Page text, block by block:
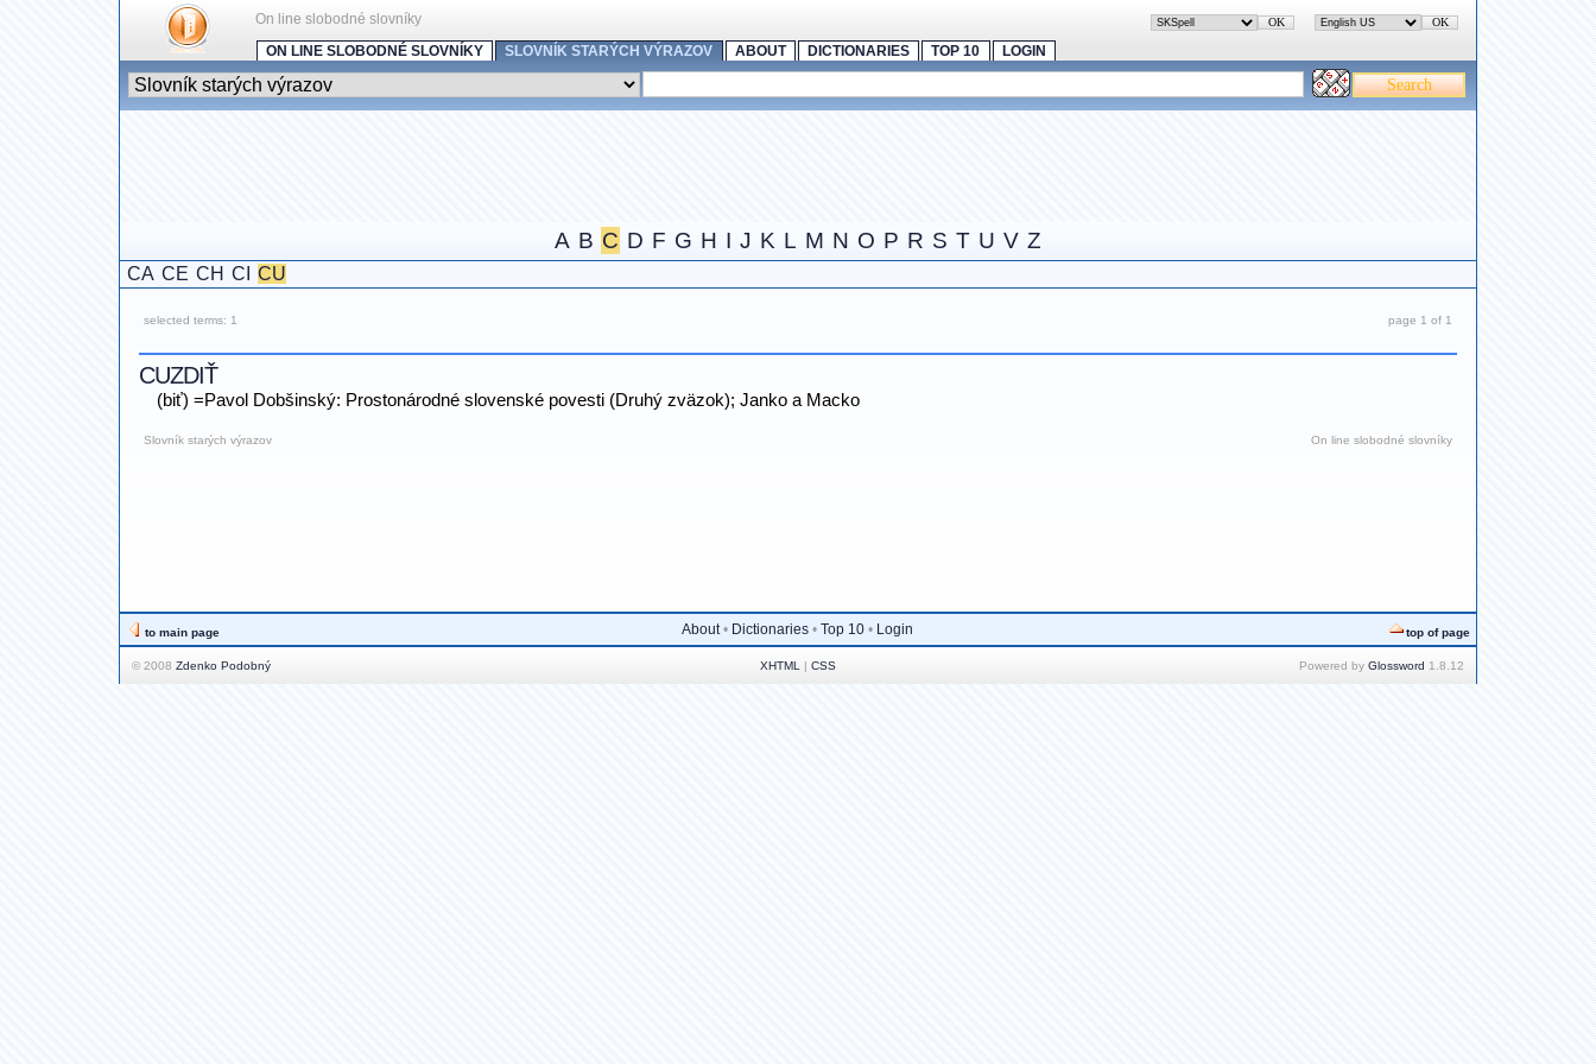
On line slobodné slovníky
ON LINE SLOBODNÉ SLOVNÍKY
SLOVNÍK STARÝCH VÝRAZOV ABOUT DICTIONARIES TOP 10 LOGIN
A B C D F G H I J K L M N O P R S T U V Z
CA CE CH CI CU
selected terms: 1 page 1 of 1
CUZDIŤ
(biť) =Pavol Dobšinský: Prostonárodné slovenské povesti (Druhý zväzok); Janko a Macko
Slovník starých výrazov On line slobodné slovníky
to main page About • Dictionaries •Top 10 • Login top of page
© 2008 Zdenko Podobný XHTML | CSS Powered by Glossword 1.8.12